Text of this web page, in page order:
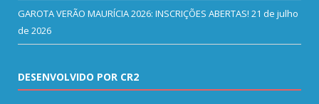
GAROTA VERÃO MAURÍCIA 2026: INSCRIÇÕES ABERTAS! 21 de julho
de 2026
DESENVOLVIDO POR CR2